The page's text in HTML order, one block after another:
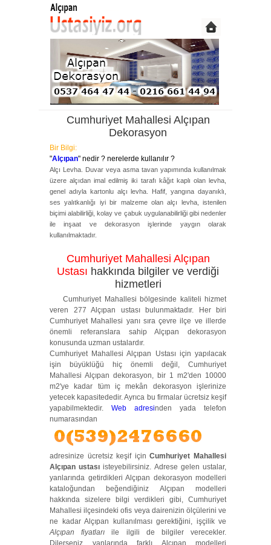
Cumhuriyet Mahallesi Alçıpan
Dekorasyon
Bir Bilgi:
"Alçıpan" nedir ? nerelerde kullanılır ?
Alçı Levha. Duvar veya asma tavan yapımında kullanılmak
üzere alçıdan imal edilmiş iki tarafı kâğıt kaplı olan levha,
genel adıyla kartonlu alçı levha. Hafif, yangına dayanıklı,
ses yalıtkanlığı iyi bir malzeme olan alçı levha, istenilen
biçimi alabilirliği, kolay ve çabuk uygulanabilirliği gibi nedenler
ile inşaat ve dekorasyon işlerinde yaygın olarak
kullanılmaktadır.
Cumhuriyet Mahallesi Alçıpan
Ustası hakkında bilgiler ve verdiği
hizmetleri
Cumhuriyet Mahallesi bölgesinde kaliteli hizmet
veren 277 Alçıpan ustası bulunmaktadır. Her biri
Cumhuriyet Mahallesi yanı sıra çevre ilçe ve illerde
önemli referanslara sahip Alçıpan dekorasyon
konusunda uzman ustalardır.
Cumhuriyet Mahallesi Alçıpan Ustası için yapılacak
işin büyüklüğü hiç önemli değil, Cumhuriyet
Mahallesi Alçıpan dekorasyon, bir 1 m2'den 10000
m2'ye kadar tüm iç mekân dekorasyon işlerinize
yetecek kapasitededir. Ayrıca bu firmalar ücretsiz keşif
yapabilmektedir. Web adresinden yada telefon
numarasından
adresinize ücretsiz keşif içinCumhuriyet Mahallesi
Alçıpan ustası isteyebilirsiniz. Adrese gelen ustalar,
yanlarında getirdikleri Alçıpan dekorasyon modelleri
kataloğundan beğendiğiniz Alçıpan modelleri
hakkında sizelere bilgi verdikleri gibi, Cumhuriyet
Mahallesi ilçesindeki ofis veya dairenizin ölçülerini ve
ne kadar Alçıpan kullanılması gerektiğini, işçilik ve
Alçıpan fiyatları ile ilgili de bilgiler verecekler.
Dilerseniz yanlarında farklı Alçıpan modelleri